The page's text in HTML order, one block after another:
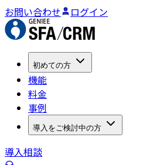
お問い合わせ ログイン
初めての方
機能
料金
事例
導入をご検討中の方
導入相談